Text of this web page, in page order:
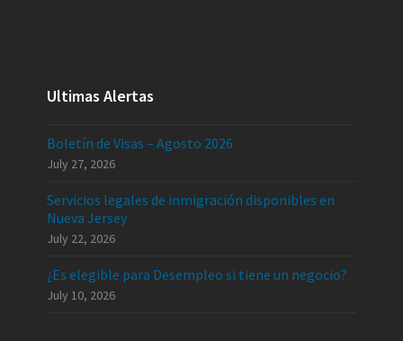
Ultimas Alertas
Boletín de Visas – Agosto 2026
July 27, 2026
Servicios legales de inmigración disponibles en
Nueva Jersey
July 22, 2026
¿Es elegible para Desempleo si tiene un negocio?
July 10, 2026